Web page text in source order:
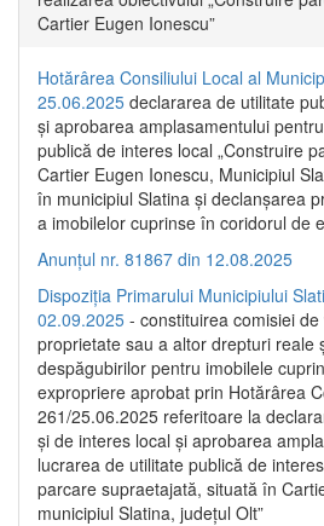
Cartier Eugen Ionescu”
Hotărârea Consiliului Local al
25.06.2025 declararea de utilitate
și aprobarea amplasamentului
publică de interes local „Construire
Cartier Eugen Ionescu, Municipiul
în municipiul Slatina și declanșarea
a imobilelor cuprinse în coridorul de
Anunțul nr. 81867 din 12.08.2025
Dispoziția Primarului Municipiului
02.09.2025 - constituirea comisiei
proprietate sau a altor drepturi reale
despăgubirilor pentru imobilele
expropriere aprobat prin Hotărârea
261/25.06.2025 referitoare la
și de interes local și aprobarea
lucrarea de utilitate publică de
parcare supraetajată, situată în
municipiul Slatina, județul Olt”